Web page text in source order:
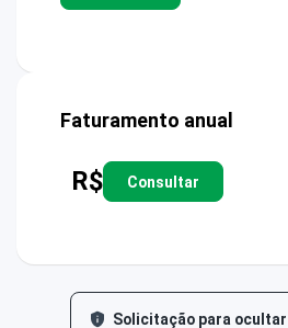
Faturamento anual
R$ Consultar
Solicitação para ocultar